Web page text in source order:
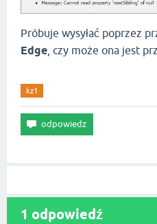
Próbuje wysyłać poprzez
Edge , czy może ona jest
kz1
1 odpowiedź